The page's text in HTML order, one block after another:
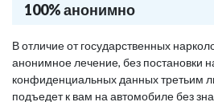
100% анонимно
В отличие от государственных
анонимное лечение, без постановки
конфиденциальных данных третьим
подъедет к вам на автомобиле без